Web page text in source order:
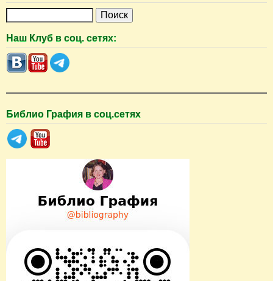
и
с
к
Наш Клуб в соц. сетях:
Библио Графия в соц.сетях